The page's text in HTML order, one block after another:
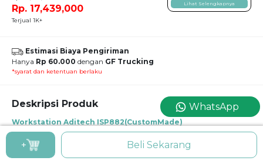
Rp. 17,439,000
Terjual 1K+
Lihat Selengkapnya
Estimasi Biaya Pengiriman
Hanya Rp 60.000 dengan GF Trucking
*syarat dan ketentuan berlaku
Deskripsi Produk
Workstation Aditech ISP882(CustomMade)
Meja Partisi / Workstation Kantor / Meja Kerja Kantor Aditech ISP 882
(Custom Made)
Desain modern pada workstation ini merupakan “pertemuan” antara bentuk
+ Beli Sekarang
WhatsApp